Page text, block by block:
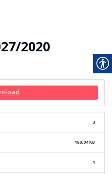
2020
3
160.04 KB
1